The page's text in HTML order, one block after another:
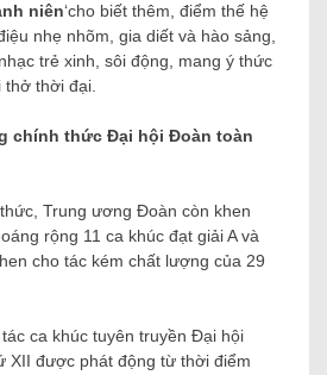
niên‘cho biết thêm, điểm thế hệ
nhẹ nhõm, gia diết và hào sảng,
trẻ xinh, sôi động, mang ý thức
thở thời đại.
chính thức Đại hội Đoàn toàn
Trung ương Đoàn còn khen
rộng 11 ca khúc đạt giải A và
cho tác kém chất lượng của 29
ca khúc tuyên truyền Đại hội
XII được phát động từ thời điểm